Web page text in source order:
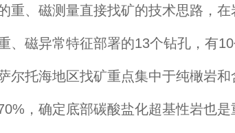
、磁测量直接找矿的技术思路，在
、磁异常特征部署的13个钻孔，有
尔托海地区找矿重点集中于纯橄岩
，确定底部碳酸盐化超基性岩也是